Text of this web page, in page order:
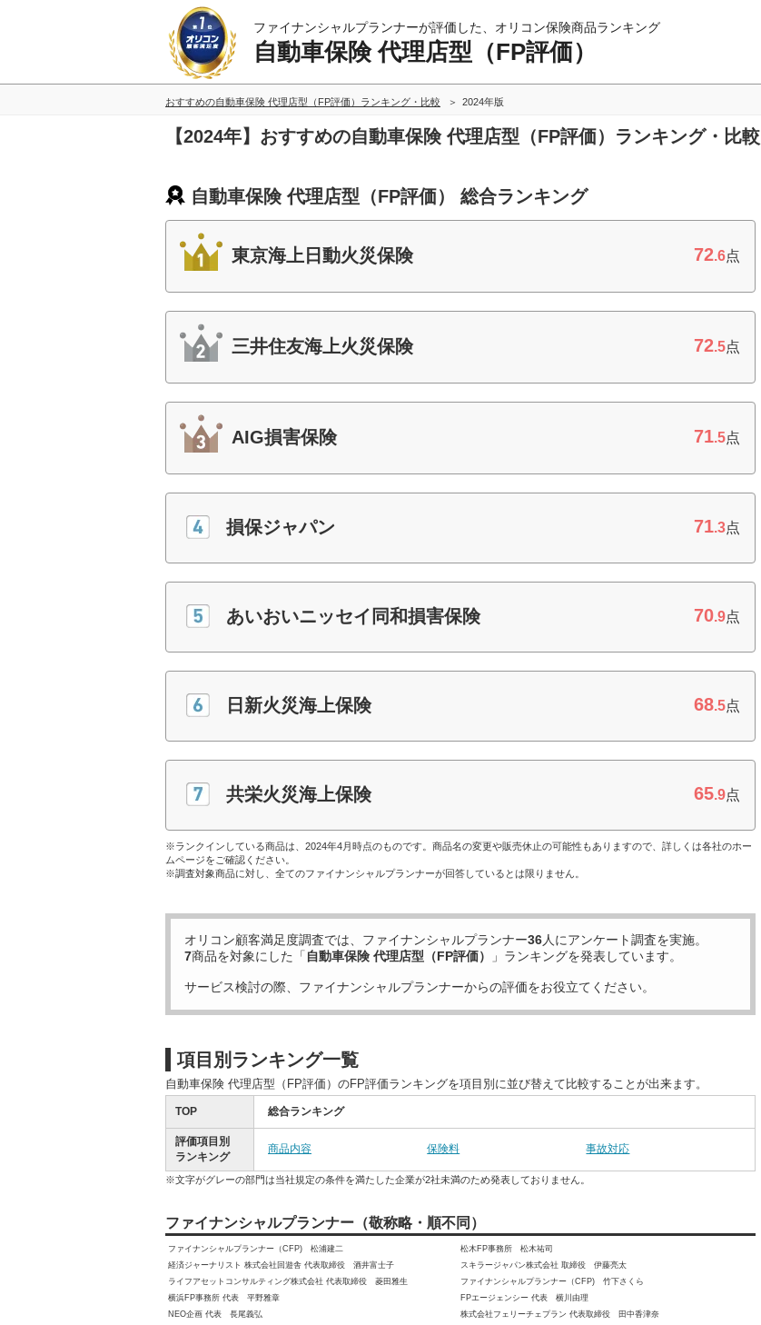
ファイナンシャルプランナーが評価した、オリコン保険商品ランキング
自動車保険 代理店型（FP評価）
おすすめの自動車保険 代理店型（FP評価）ランキング・比較 2024年版
【2024年】おすすめの自動車保険 代理店型（FP評価）ランキング・比較
自動車保険 代理店型（FP評価） 総合ランキング
東京海上日動火災保険 72.6点
三井住友海上火災保険 72.5点
AIG損害保険 71.5点
損保ジャパン 71.3点
あいおいニッセイ同和損害保険 70.9点
日新火災海上保険 68.5点
共栄火災海上保険 65.9点
※ランクインしている商品は、2024年4月時点のものです。商品名の変更や販売休止の可能性もありますので、詳しくは各社のホー
ムページをご確認ください。
※調査対象商品に対し、全てのファイナンシャルプランナーが回答しているとは限りません。
オリコン顧客満足度調査では、ファイナンシャルプランナー36人にアンケート調査を実施。
7商品を対象にした「 自動車保険 代理店型（FP評価） 」ランキングを発表しています。
サービス検討の際、ファイナンシャルプランナーからの評価をお役立てください。
項目別ランキング一覧
自動車保険 代理店型（FP評価）のFP評価ランキングを項目別に並び替えて比較することが出来ます。
TOP 総合ランキング
評価項目別
ランキング
商品内容 保険料 事故対応
※文字がグレーの部門は当社規定の条件を満たした企業が2社未満のため発表しておりません。
ファイナンシャルプランナー（敬称略・順不同）
ファイナンシャルプランナー（CFP) 松浦建二
松木FP事務所 松木祐司
経済ジャーナリスト 株式会社回遊舎 代表取締役 酒井富士子
スキラージャパン株式会社 取締役 伊藤亮太
ライフアセットコンサルティング株式会社 代表取締役 菱田雅生
ファイナンシャルプランナー（CFP) 竹下さくら
横浜FP事務所 代表 平野雅章
FPエージェンシー 代表 横川由理
NEO企画 代表 長尾義弘
株式会社フェリーチェプラン 代表取締役 田中香津奈